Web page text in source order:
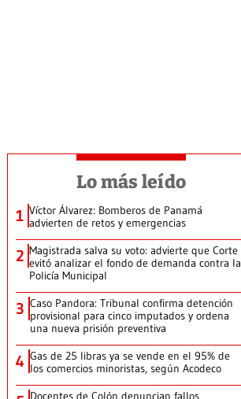
Lo más leído
1 Víctor Álvarez: Bomberos de Panamá
advierten de retos y emergencias
2 Magistrada salva su voto: advierte que Corte
evitó analizar el fondo de demanda contra la
Policía Municipal
3 Caso Pandora: Tribunal confirma detención
provisional para cinco imputados y ordena
una nueva prisión preventiva
4 Gas de 25 libras ya se vende en el 95% de
los comercios minoristas, según Acodeco
Docentes de Colón denuncian fallos